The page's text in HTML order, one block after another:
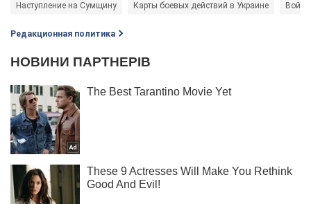
Наступление на Сумщину Карты боевых действий в Украине
Редакционная политика